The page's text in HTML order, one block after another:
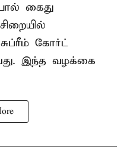
கைது
கோர்ட்
இந்த வழக்கை